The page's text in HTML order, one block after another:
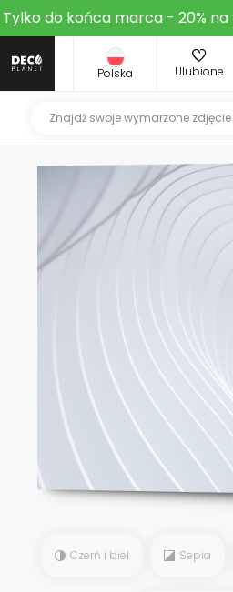
Tylko do końca marca - 20%
Polska Ulubione
Czerń i biel Sepia